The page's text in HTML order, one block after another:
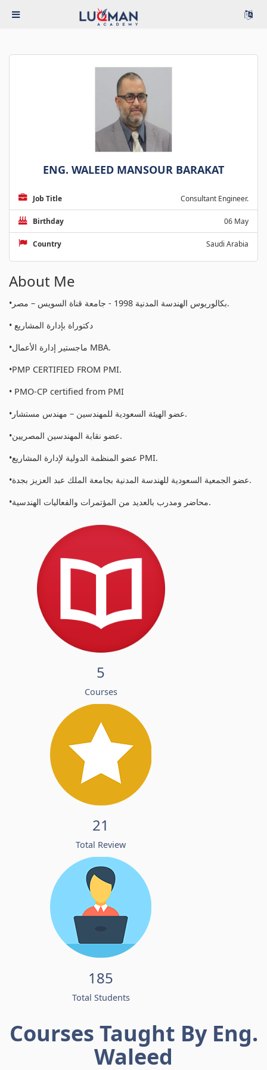
ENG. WALEED MANSOUR BARAKAT
Job Title Consultant Engineer.
Birthday 06 May
Country Saudi Arabia
About Me
•بكالوريوس الهندسة المدنية 1998 - جامعة قناة السويس – مصر.
• دكتوراة بإدارة المشاريع
•ماجستير إدارة الأعمال MBA.
•PMP CERTIFIED FROM PMI.
• PMO-CP certified from PMI
•عضو الهيئة السعودية للمهندسين – مهندس مستشار.
•عضو نقابة المهندسين المصريين.
•عضو المنظمة الدولية لإدارة المشاريع PMI.
•عضو الجمعية السعودية للهندسة المدنية بجامعة الملك عبد العزيز بجدة.
•محاضر ومدرب بالعديد من المؤتمرات والفعاليات الهندسية.
5
Courses
21
Total Review
185
Total Students
Courses Taught By Eng.
Waleed